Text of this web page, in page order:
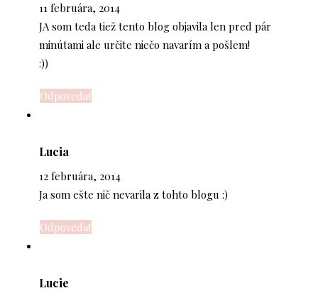
11 februára, 2014
JA som teda tiež tento blog objavila len pred pár
minútami ale určite niečo navarím a pošlem!
:))
Odpovedať
Lucia
12 februára, 2014
Ja som ešte nič nevarila z tohto blogu :)
Odpovedať
Lucie